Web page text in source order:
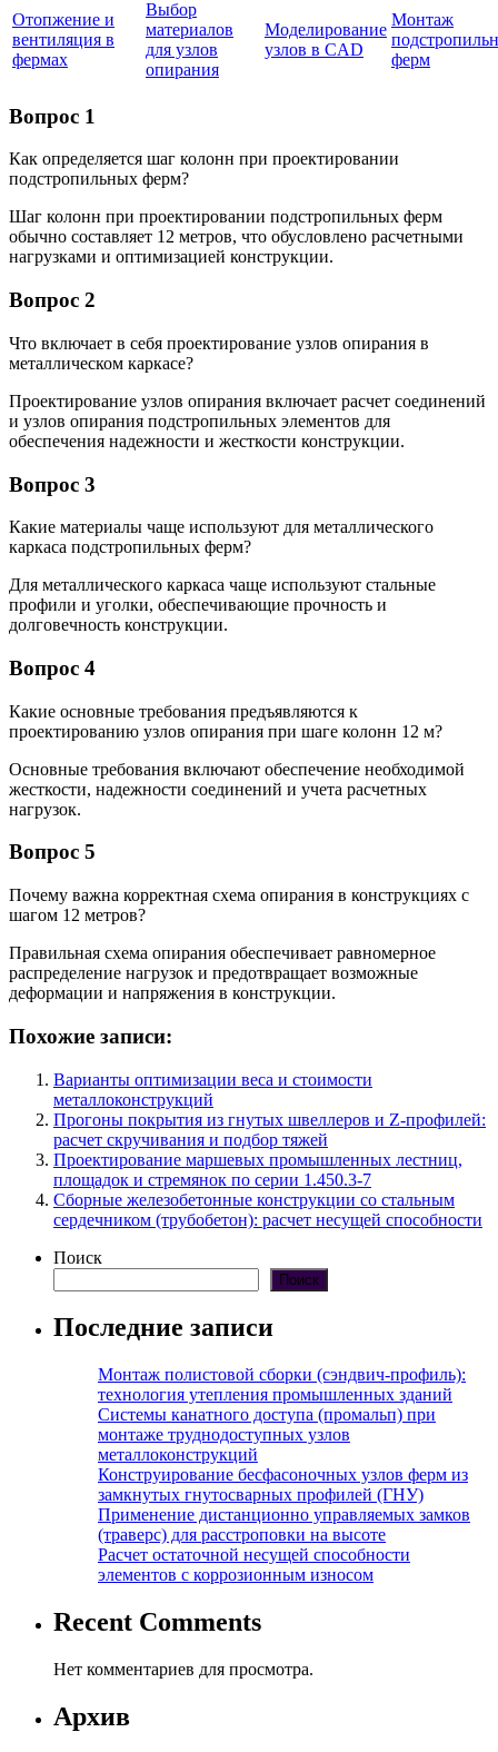
Отопжение и
вентиляция в
фермах
Выбор
материалов
для узлов
опирания
Моделирование
узлов в CAD
Монтаж
ферм
Вопрос 1
Как определяется шаг колонн при проектировании
подстропильных ферм?
Шаг колонн при проектировании подстропильных ферм
обычно составляет 12 метров, что обусловлено расчетными
нагрузками и оптимизацией конструкции.
Вопрос 2
Что включает в себя проектирование узлов опирания в
металлическом каркасе?
Проектирование узлов опирания включает расчет соединений
и узлов опирания подстропильных элементов для
обеспечения надежности и жесткости конструкции.
Вопрос 3
Какие материалы чаще используют для металлического
каркаса подстропильных ферм?
Для металлического каркаса чаще используют стальные
профили и уголки, обеспечивающие прочность и
долговечность конструкции.
Вопрос 4
Какие основные требования предъявляются к
проектированию узлов опирания при шаге колонн 12 м?
Основные требования включают обеспечение необходимой
жесткости, надежности соединений и учета расчетных
нагрузок.
Вопрос 5
Почему важна корректная схема опирания в конструкциях с
шагом 12 метров?
Правильная схема опирания обеспечивает равномерное
распределение нагрузок и предотвращает возможные
деформации и напряжения в конструкции.
Похожие записи:
Варианты оптимизации веса и стоимости
металлоконструкций
Прогоны покрытия из гнутых швеллеров и Z-профилей:
расчет скручивания и подбор тяжей
Проектирование маршевых промышленных лестниц,
площадок и стремянок по серии 1.450.3-7
Сборные железобетонные конструкции со стальным
сердечником (трубобетон): расчет несущей способности
Поиск
Поиск
Последние записи
Монтаж полистовой сборки (сэндвич-профиль):
технология утепления промышленных зданий
Системы канатного доступа (промальп) при
монтаже труднодоступных узлов
металлоконструкций
Конструирование бесфасоночных узлов ферм из
замкнутых гнутосварных профилей (ГНУ)
Применение дистанционно управляемых замков
(траверс) для расстроповки на высоте
Расчет остаточной несущей способности
элементов с коррозионным износом
Recent Comments
Нет комментариев для просмотра.
Архив